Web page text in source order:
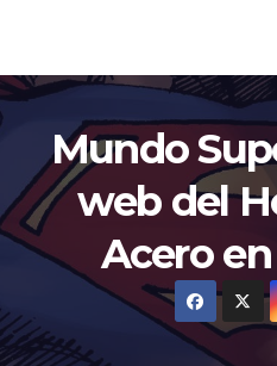
Mundo
web del
Acero